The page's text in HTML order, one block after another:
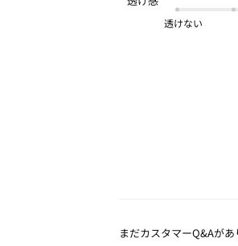
透けない
まだカスタマーQ&Aがあ